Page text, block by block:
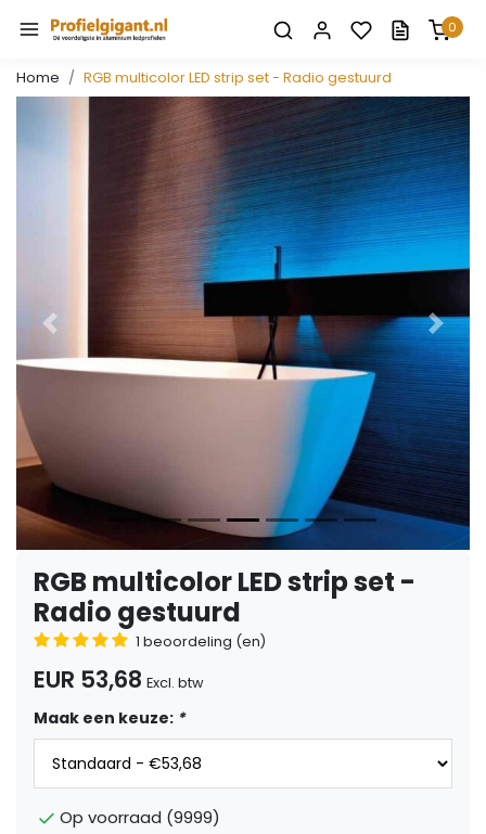
0
Home RGB multicolor LED strip set - Radio gestuurd
Vorige
RGB multicolor LED strip set -
Radio gestuurd
1 beoordeling (en)
EUR 53,68 Excl. btw
Maak een keuze: *
Op voorraad (9999)